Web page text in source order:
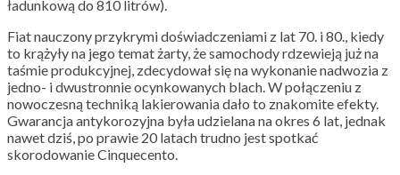
ładunkową do 810 litrów).
Fiat nauczony przykrymi doświadczeniami z lat 70. i 80., kiedy
to krążyły na jego temat żarty, że samochody rdzewieją już na
taśmie produkcyjnej, zdecydował się na wykonanie nadwozia z
jedno- i dwustronnie ocynkowanych blach. W połączeniu z
nowoczesną techniką lakierowania dało to znakomite efekty.
Gwarancja antykorozyjna była udzielana na okres 6 lat, jednak
nawet dziś, po prawie 20 latach trudno jest spotkać
skorodowanie Cinquecento.